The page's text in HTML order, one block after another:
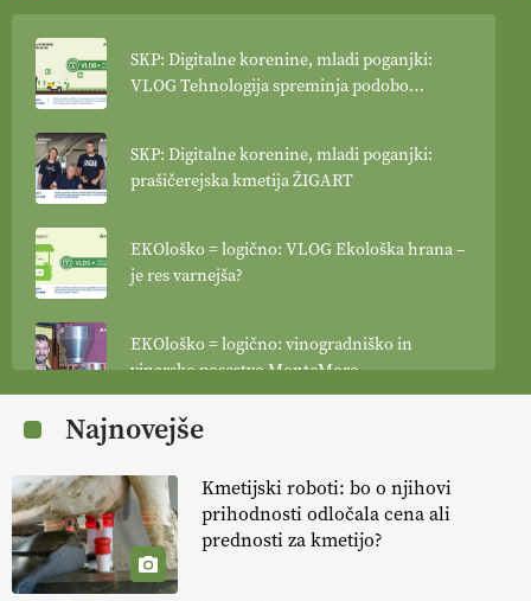
SKP: Digitalne korenine, mladi poganjki:
VLOG Tehnologija spreminja podobo
SKP: Digitalne korenine, mladi poganjki:
prašičerejska kmetija ŽIGART
EKOloško = logično: VLOG Ekološka hrana –
je res varnejša?
EKOloško = logično: vinogradniško in
vinarsko posestvo MonteMoro
EKOloško = logično: ekološka kmetija
EKOloško = logično: ekološka kmetija
HOMAR
Najnovejše
Kmetijski roboti: bo o njihovi
prihodnosti odločala cena ali
prednosti za kmetijo?